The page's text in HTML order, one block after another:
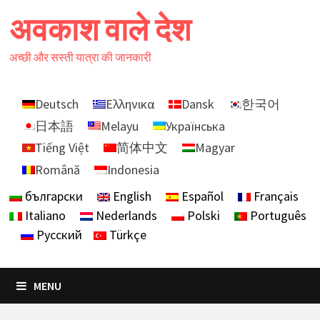
to
content
अवकाश वाले देश
अच्छी और सस्ती यात्रा की जानकारी
Deutsch Ελληνικα Dansk
한국어
日本語
Melayu
Українська
Tiếng Việt
简体中文
Magyar
Română
Indonesia
български
English Español
Français
Italiano
Nederlands Polski
Português
Русский
Türkçe
MENU